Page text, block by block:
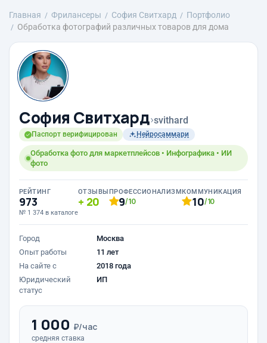
Главная Фрилансеры София Свитхард
Портфолио
Обработка фотографий различных товаров для дома
София Свитхард›svithard
Паспорт верифицирован Нейросаммари
Обработка фото для маркетплейсов • Инфографика • ИИ
фото
РЕЙТИНГ
973
№ 1 374 в каталоге
ОТЗЫВЫ
20
ПРОФЕССИОНАЛИЗМ
9/10
КОММУНИКАЦИЯ
10/10
Город
Москва
Опыт работы
11 лет
На сайте с
2018 года
Юридический
статус
ИП
1 000 ₽/час
средняя ставка